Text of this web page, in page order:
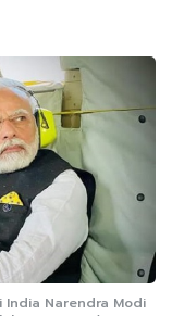
India Narendra Modi